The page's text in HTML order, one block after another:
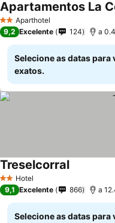
2 EstrelasAparthotel
Apartamentos La
9,2 Excelente 124 a
Selecione as datas para
exatos.
2 Estrelas
Hotel
Treselcorral
9,1 Excelente 866 a
Selecione as datas para